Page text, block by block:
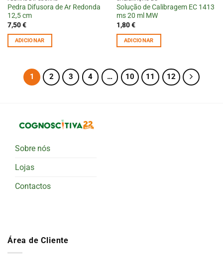
Pedra Difusora de Ar Redonda
12,5 cm
7,50€
ADICIONAR
Solução de Calibragem EC 1413
ms 20 ml MW
1,80€
ADICIONAR
1 2 3 4 … 10 11 12
Sobre nós
Lojas
Contactos
Área de Cliente